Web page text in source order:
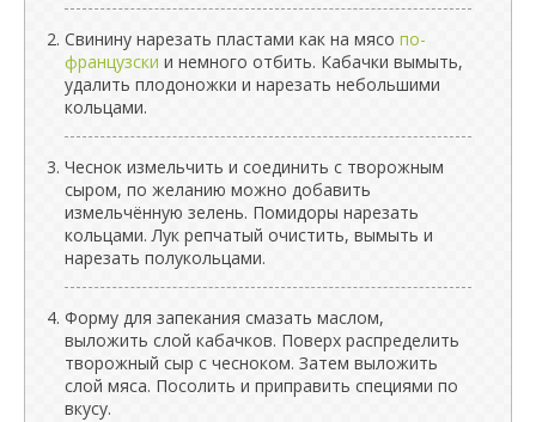
Свинину нарезать пластами как на мясо по-
французски и немного отбить. Кабачки вымыть,
удалить плодоножки и нарезать небольшими
кольцами.
Чеснок измельчить и соединить с творожным
сыром, по желанию можно добавить
измельчённую зелень. Помидоры нарезать
кольцами. Лук репчатый очистить, вымыть и
нарезать полукольцами.
Форму для запекания смазать маслом,
выложить слой кабачков. Поверх распределить
творожный сыр с чесноком. Затем выложить
слой мяса. Посолить и приправить специями по
вкусу.